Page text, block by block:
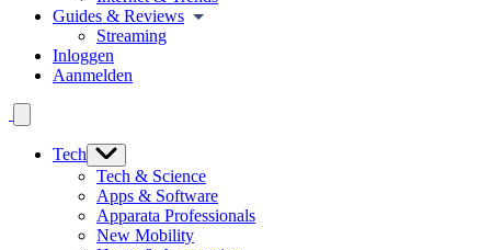
Guides & Reviews
Streaming
Inloggen
Aanmelden
Tech
Tech & Science
Apps & Software
Apparata Professionals
New Mobility